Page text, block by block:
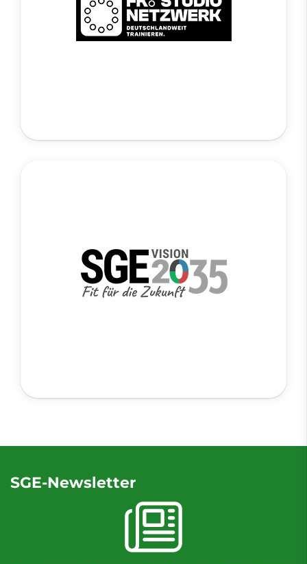
SGE-Newsletter